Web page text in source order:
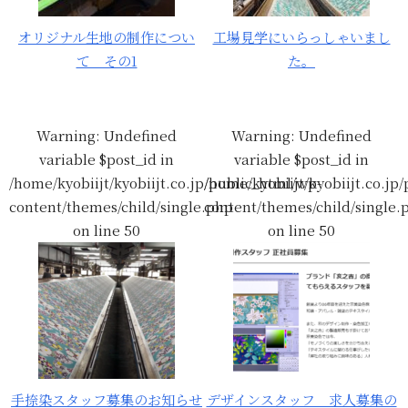
オリジナル生地の制作につい
て その1
工場見学にいらっしゃいまし
た。
Warning: Undefined
variable $post_id in
/home/kyobiijt/kyobiijt.co.jp/public_html/wp-
content/themes/child/single.php
on line 50
手捺染スタッフ募集のお知らせ
Warning: Undefined
variable $post_id in
/home/kyobiijt/
content/themes/child/
on line 50
デザインスタッフ 求人募集の